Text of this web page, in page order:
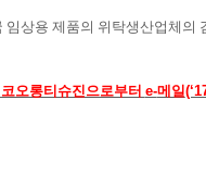
상용 제품의 위탁생산업체의
오롱티슈진으로부터 e-메일